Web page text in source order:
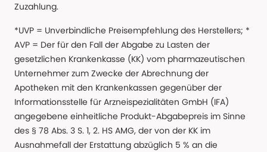
Zuzahlung.
*UVP = Unverbindliche Preisempfehlung des Herstellers; *
AVP = Der für den Fall der Abgabe zu Lasten der
gesetzlichen Krankenkasse (KK) vom pharmazeutischen
Unternehmer zum Zwecke der Abrechnung der
Apotheken mit den Krankenkassen gegenüber der
Informationsstelle für Arzneispezialitäten GmbH (IFA)
angegebene einheitliche Produkt-Abgabepreis im Sinne
des § 78 Abs. 3 S. 1, 2. HS AMG, der von der KK im
Ausnahmefall der Erstattung abzüglich 5 % an die